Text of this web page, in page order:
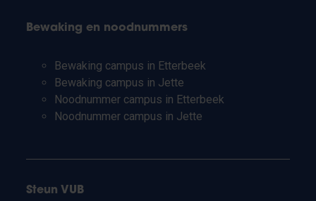
Bewaking en noodnummers
Bewaking campus in Etterbeek
Bewaking campus in Jette
Noodnummer campus in Etterbeek
Noodnummer campus in Jette
Steun VUB